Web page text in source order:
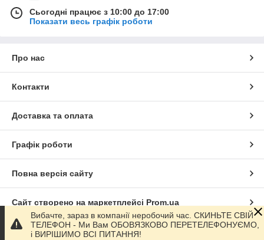
Сьогодні працює з 10:00 до 17:00
Показати весь графік роботи
Про нас
Контакти
Доставка та оплата
Графік роботи
Повна версія сайту
Сайт створено на маркетплейсі Prom.ua
Політика конфіденційності
Вибачте, зараз в компанії неробочий час. СКИНЬТЕ СВІЙ
ТЕЛЕФОН - Ми Вам ОБОВЯЗКОВО ПЕРЕТЕЛЕФОНУЄМО,
і ВИРІШИМО ВСІ ПИТАННЯ!